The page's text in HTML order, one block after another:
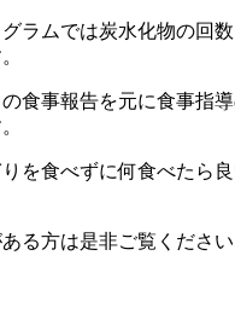
ラムでは炭水化物の回
食事報告を元に食事指
りを食べずに⁣何食べたら
る方は是非ご覧ください